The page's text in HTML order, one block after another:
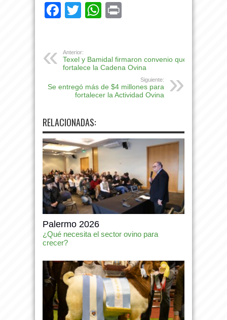
Facebook
TwitterWhatsApp
Anterior:
Texel y Bamidal firmaron convenio que
fortalece la Cadena Ovina
Siguiente:
Se entregó más de $4 millones para
fortalecer la Actividad Ovina
RELACIONADAS:
Palermo 2026
¿Qué necesita el sector ovino para
crecer?